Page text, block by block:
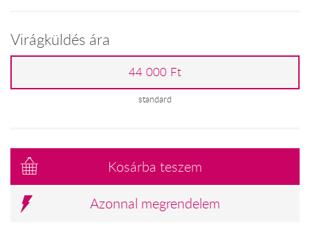
Virágküldés ára
44 000 Ft
standard
Kosárba teszem
Azonnal megrendelem